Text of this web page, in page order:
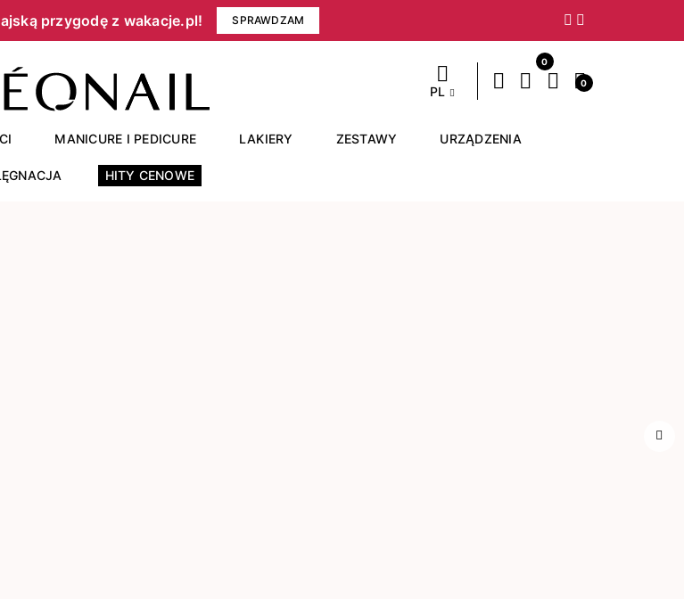
przygodę z wakacje.pl!​ SPRAWDZAM Następny
PL
0
0
MANICURE I PEDICURE LAKIERY ZESTAWY URZĄDZENIA
HITY CENOWE